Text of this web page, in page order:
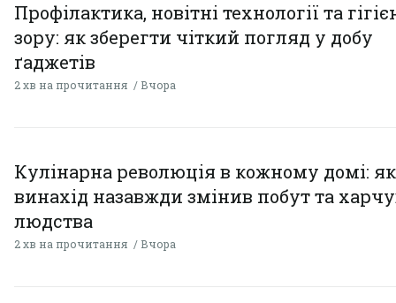
Профілактика, новітні технології та
зору: як зберегти чіткий погляд у добу
ґаджетів
2 хв на прочитання Вчора
Кулінарна революція в кожному домі:
винахід назавжди змінив побут та
людства
2 хв на прочитання Вчора